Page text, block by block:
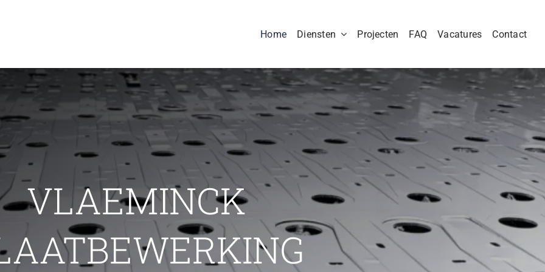
Home Diensten Projecten FAQ Vacatures Contact
VLAEMINCK